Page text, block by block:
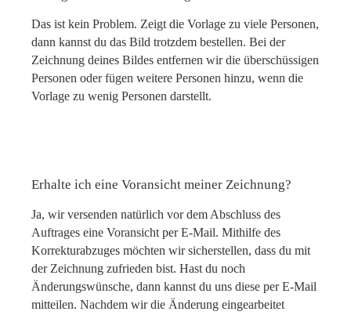
Das ist kein Problem. Zeigt die Vorlage zu viele Personen,
dann kannst du das Bild trotzdem bestellen. Bei der
Zeichnung deines Bildes entfernen wir die überschüssigen
Personen oder fügen weitere Personen hinzu, wenn die
Vorlage zu wenig Personen darstellt.
Erhalte ich eine Voransicht meiner Zeichnung?
Ja, wir versenden natürlich vor dem Abschluss des
Auftrages eine Voransicht per E-Mail. Mithilfe des
Korrekturabzuges möchten wir sicherstellen, dass du mit
der Zeichnung zufrieden bist. Hast du noch
Änderungswünsche, dann kannst du uns diese per E-Mail
mitteilen. Nachdem wir die Änderung eingearbeitet